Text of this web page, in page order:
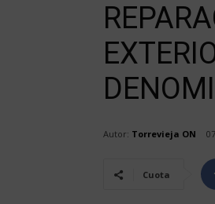
Autor: Torrevieja ON
Cuota